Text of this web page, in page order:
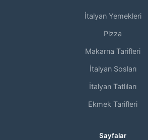
İtalyan Yemekleri
Pizza
Makarna Tarifleri
İtalyan Sosları
İtalyan Tatlıları
Ekmek Tarifleri
Sayfalar